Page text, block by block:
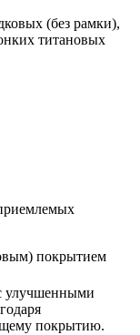
(без рамки),
титановых
покрытием
улучшенными
покрытию.